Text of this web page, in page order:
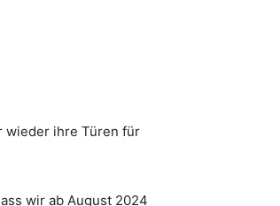
wieder ihre Türen für
wir ab August 2024